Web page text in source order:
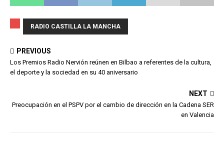
RADIO CASTILLA LA MANCHA
PREVIOUS
Los Premios Radio Nervión reúnen en Bilbao a referentes de la cultura,
el deporte y la sociedad en su 40 aniversario
NEXT
Preocupación en el PSPV por el cambio de dirección en la Cadena SER
en Valencia